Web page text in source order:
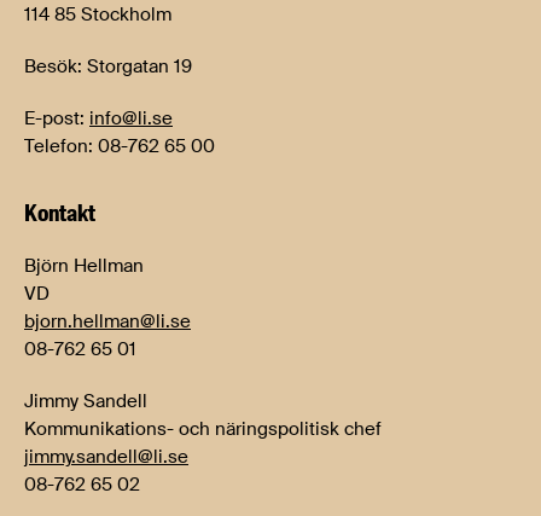
114 85 Stockholm
Besök: Storgatan 19
E-post: info@li.se
Telefon: 08-762 65 00
Kontakt
Björn Hellman
VD
bjorn.hellman@li.se
08-762 65 01
Jimmy Sandell
Kommunikations- och näringspolitisk chef
jimmy.sandell@li.se
08-762 65 02